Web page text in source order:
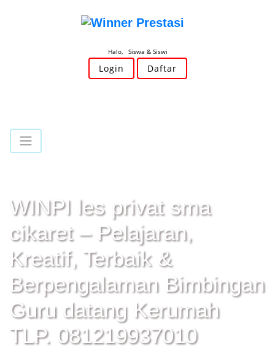
Halo, Siswa & Siswi
Login Daftar
WINPI les privat sma
cikaret – Pelajaran,
Kreatif, Terbaik &
Berpengalaman Bimbingan
Guru datang Kerumah
TLP. 081219937010